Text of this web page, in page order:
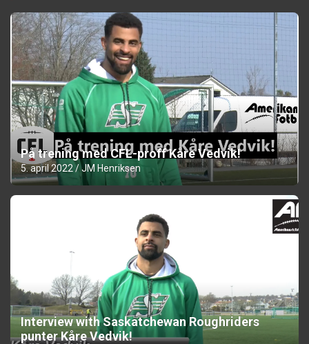
På trening med CFL-proff Kåre Vedvik!
5. april 2022 JM Henriksen
Interview with Saskatchewan Roughriders
punter Kåre Vedvik!